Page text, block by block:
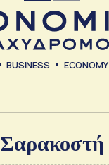
BUSINESS ECONOMY
Σαρακοστή